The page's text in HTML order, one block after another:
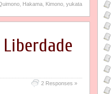
Hakama Kimono yukata
2 Responses »